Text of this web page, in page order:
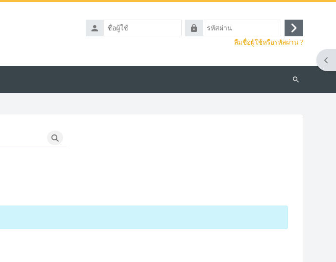
ชื่อ
ผู้
รหัส
ผ่าน
เข้า
สู่
ลืมชื่อผู้ใช้หรือรหัสผ่าน ?
ค้นหา
ค้นหารายวิชา